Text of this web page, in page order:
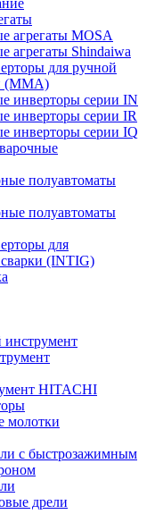
агрегаты MOSA
агрегаты Shindaiwa
для ручной
(MMA)
инверторы серии IN
инверторы серии IR
инверторы серии IQ
полуавтоматы
полуавтоматы
для
(INTIG)
инструмент
HITACHI
молотки
с быстрозажимным
дрели